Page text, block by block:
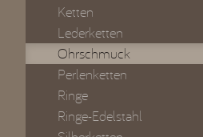
Ketten
Lederketten
Ohrschmuck
Perlenketten
Ringe
Ringe-Edelstahl